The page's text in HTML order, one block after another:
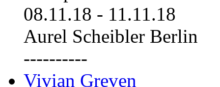
08.11.18 - 11.11.18
Aurel Scheibler Berlin
----------
Vivian Greven